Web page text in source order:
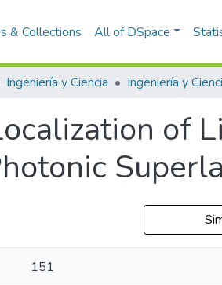
& Collections All of DSpace
Ingeniería y Ciencia
of
151